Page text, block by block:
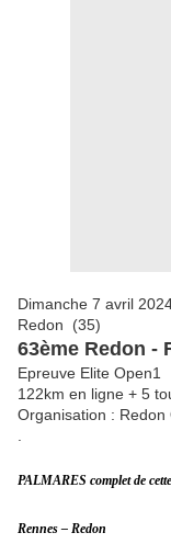
Dimanche 7 avril
Redon (35)
63ème Redon -
Epreuve Elite Open1
122km en ligne + 5
Organisation : Redon
PALMARES complet de
Rennes – Redon